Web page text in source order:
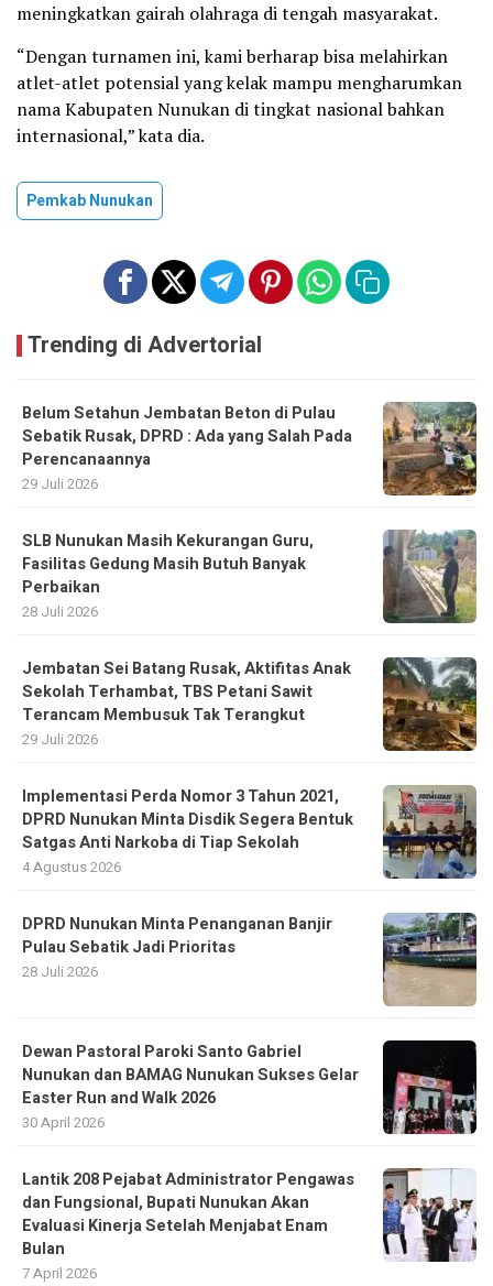
meningkatkan gairah olahraga di tengah masyarakat.
“Dengan turnamen ini, kami berharap bisa melahirkan
atlet-atlet potensial yang kelak mampu mengharumkan
nama Kabupaten Nunukan di tingkat nasional bahkan
internasional,” kata dia.
Pemkab Nunukan
Trending di Advertorial
Belum Setahun Jembatan Beton di Pulau
Sebatik Rusak, DPRD : Ada yang Salah Pada
Perencanaannya
29 Juli 2026
SLB Nunukan Masih Kekurangan Guru,
Fasilitas Gedung Masih Butuh Banyak
Perbaikan
28 Juli 2026
Jembatan Sei Batang Rusak, Aktifitas Anak
Sekolah Terhambat, TBS Petani Sawit
Terancam Membusuk Tak Terangkut
29 Juli 2026
Implementasi Perda Nomor 3 Tahun 2021,
DPRD Nunukan Minta Disdik Segera Bentuk
Satgas Anti Narkoba di Tiap Sekolah
4 Agustus 2026
DPRD Nunukan Minta Penanganan Banjir
Pulau Sebatik Jadi Prioritas
28 Juli 2026
Dewan Pastoral Paroki Santo Gabriel
Nunukan dan BAMAG Nunukan Sukses Gelar
Easter Run and Walk 2026
30 April 2026
Lantik 208 Pejabat Administrator Pengawas
dan Fungsional, Bupati Nunukan Akan
Evaluasi Kinerja Setelah Menjabat Enam
Bulan
7 April 2026